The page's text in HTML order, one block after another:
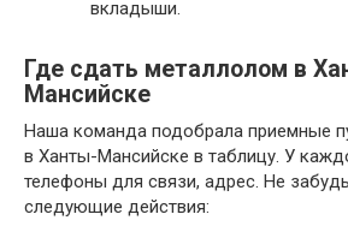
вкладыши.
Где сдать металлолом в
Мансийске
Наша команда подобрала приемные
в Ханты-Мансийске в таблицу. У
телефоны для связи, адрес. Не
следующие действия: